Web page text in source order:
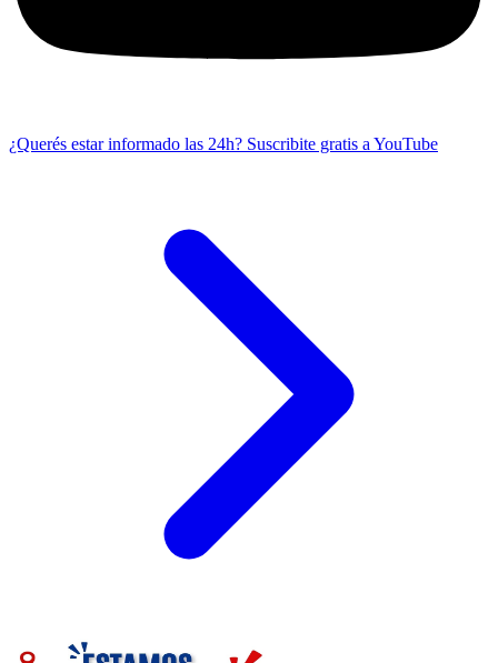
¿Querés estar informado las 24h? Suscribite gratis a YouTube